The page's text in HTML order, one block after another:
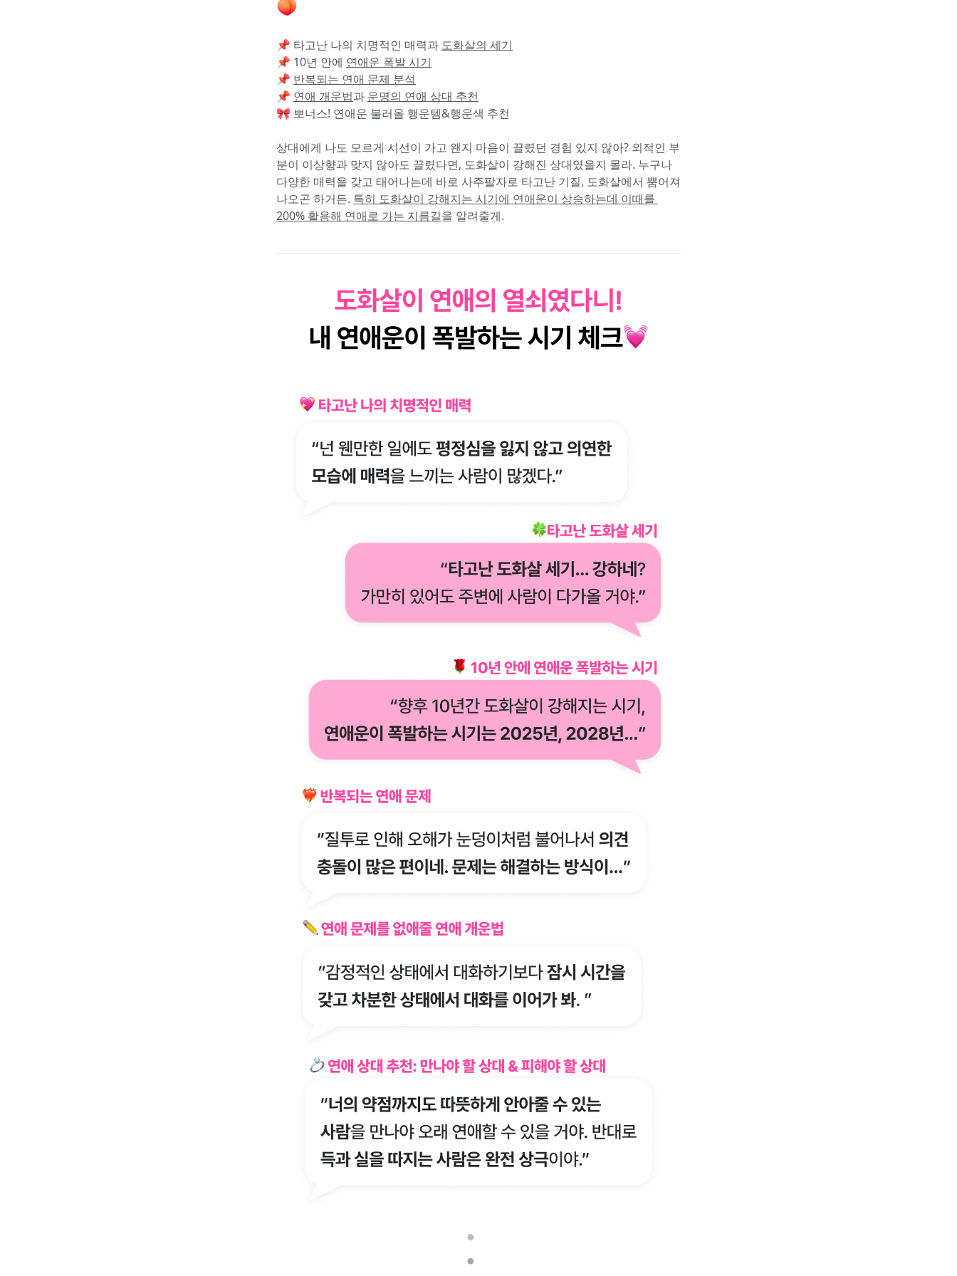
🍑
📌 타고난 나의 치명적인 매력과 도화살의 세기
📌 10년 안에 연애운 폭발 시기
📌 반복되는 연애 문제 분석
📌 연애 개운법과 운명의 연애 상대 추천
🎀 뽀너스! 연애운 불러올 행운템&행운색 추천
상대에게 나도 모르게 시선이 가고 왠지 마음이 끌렸던 경험 있지 않아? 외적인 부
분이 이상향과 맞지 않아도 끌렸다면, 도화살이 강해진 상대였을지 몰라. 누구나
다양한 매력을 갖고 태어나는데 바로 사주팔자로 타고난 기질, 도화살에서 뿜어져
나오곤 하거든. 특히 도화살이 강해지는 시기에 연애운이 상승하는데 이때를
200% 활용해 연애로 가는 지름길을 알려줄게.